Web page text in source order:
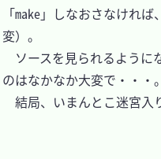
「make」しなおさなけれ
変）。
ソースを見られるように
のはなかなか大変で・・・。
結局、いまんとこ迷宮入